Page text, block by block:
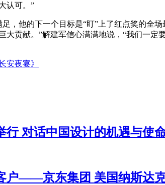
认可。”
，他的下一个目标是“盯”上了红点奖的全
大贡献。”解建军信心满满地说，“我们一
安夜宴》
行 对话中国设计的机遇与使
户——京东集团 美国纳斯达